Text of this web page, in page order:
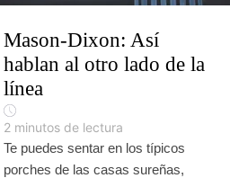
Mason-Dixon: Así
hablan al otro lado de la
línea
2 minutos de lectura
Te puedes sentar en los típicos
porches de las casas sureñas,